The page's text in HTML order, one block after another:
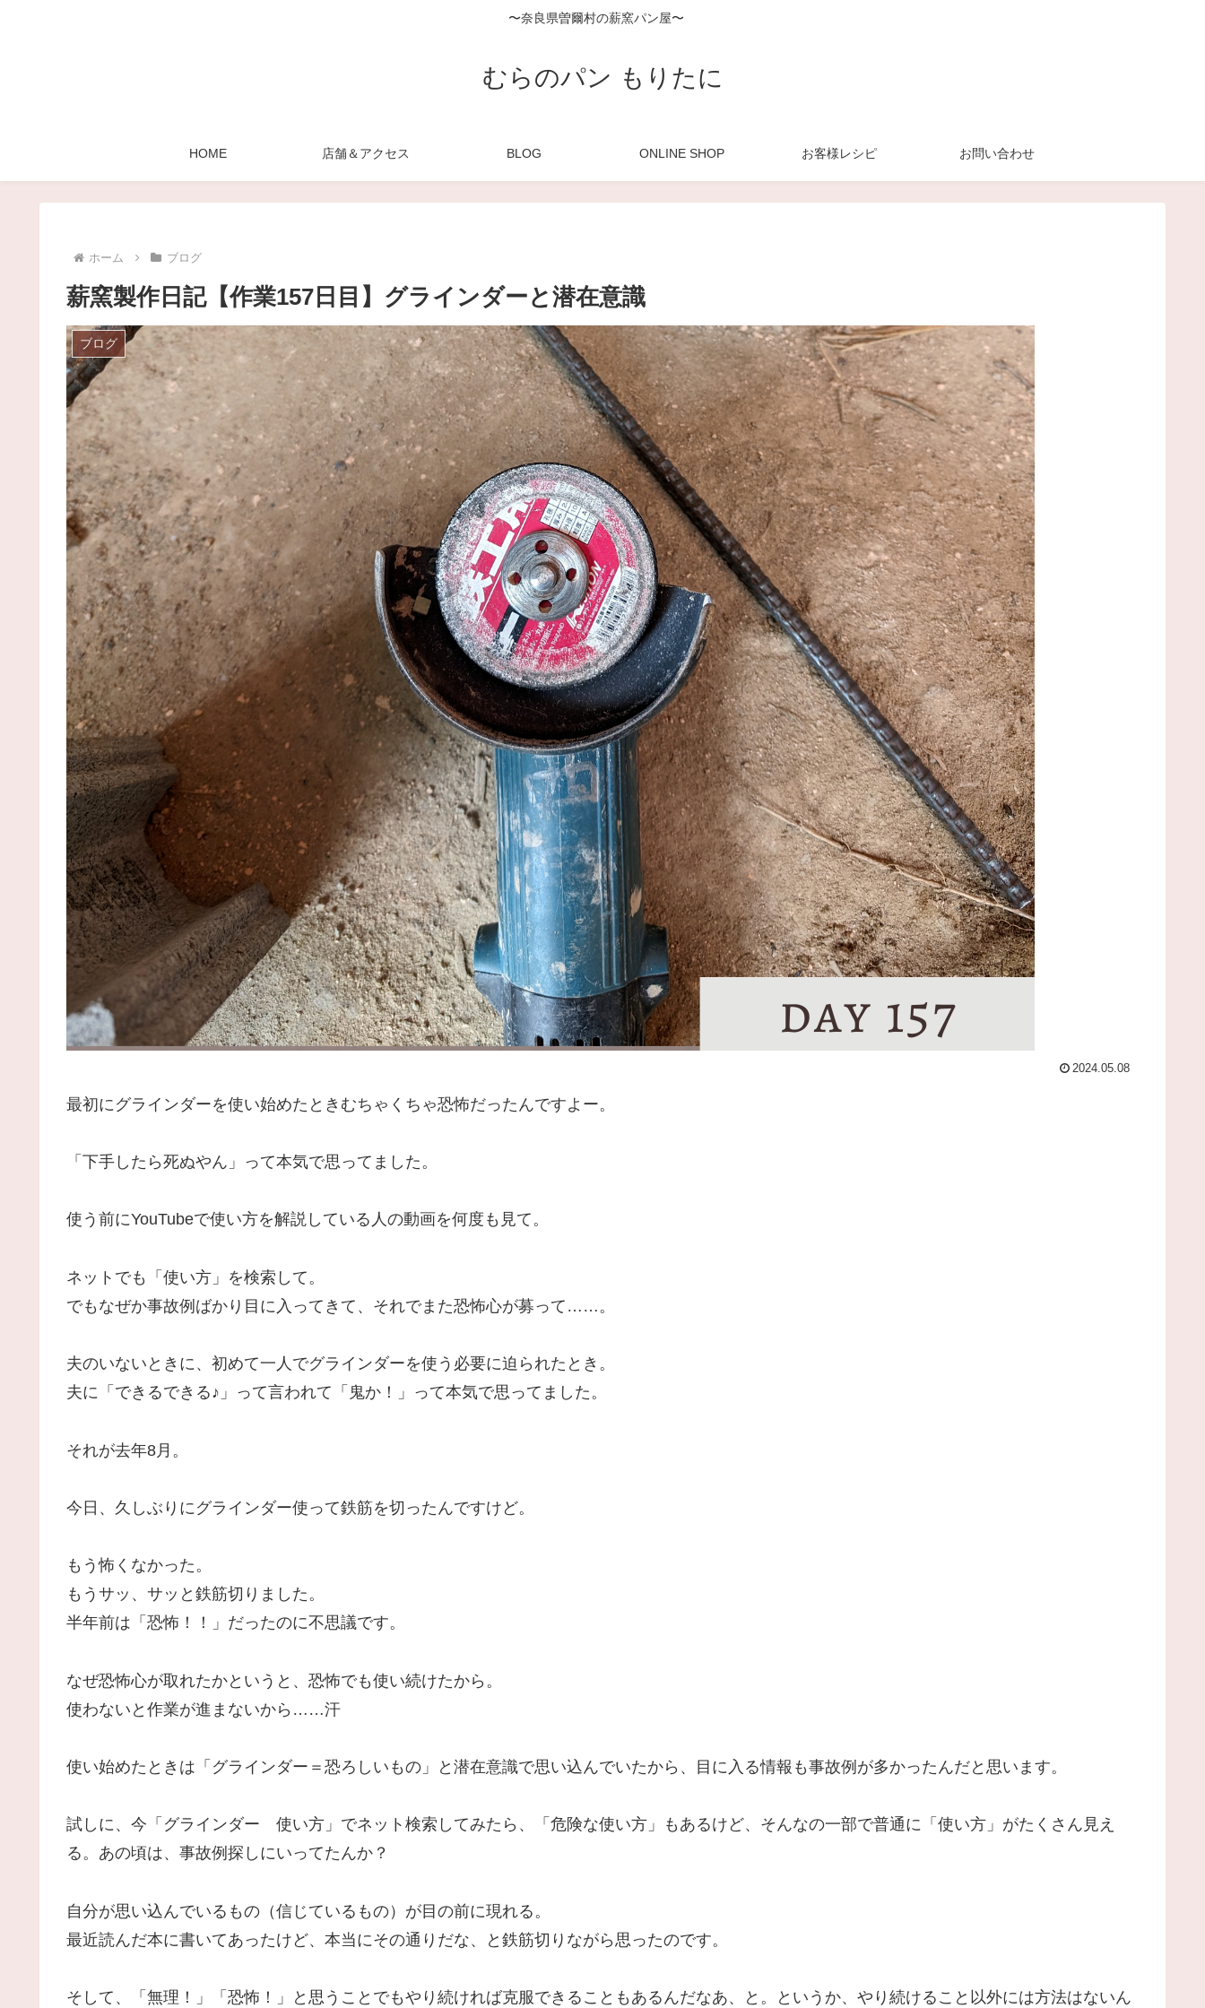
〜奈良県曽爾村の薪窯パン屋〜
むらのパン もりたに
HOME 店舗＆アクセス BLOG ONLINE SHOP お客様レシピ お問い合わせ
ホーム ブログ
薪窯製作日記【作業157日目】グラインダーと潜在意識
ブログ
2024.05.08
最初にグラインダーを使い始めたときむちゃくちゃ恐怖だったんですよー。
「下手したら死ぬやん」って本気で思ってました。
使う前にYouTubeで使い方を解説している人の動画を何度も見て。
ネットでも「使い方」を検索して。
でもなぜか事故例ばかり目に入ってきて、それでまた恐怖心が募って……。
夫のいないときに、初めて一人でグラインダーを使う必要に迫られたとき。
夫に「できるできる♪」って言われて「鬼か！」って本気で思ってました。
それが去年8月。
今日、久しぶりにグラインダー使って鉄筋を切ったんですけど。
もう怖くなかった。
もうサッ、サッと鉄筋切りました。
半年前は「恐怖！！」だったのに不思議です。
なぜ恐怖心が取れたかというと、恐怖でも使い続けたから。
使わないと作業が進まないから……汗
使い始めたときは「グラインダー＝恐ろしいもの」と潜在意識で思い込んでいたから、目に入る情報も事故例が多かったんだと思います。
試しに、今「グラインダー 使い方」でネット検索してみたら、「危険な使い方」もあるけど、そんなの一部で普通に「使い方」がたくさん見え
る。あの頃は、事故例探しにいってたんか？
自分が思い込んでいるもの（信じているもの）が目の前に現れる。
最近読んだ本に書いてあったけど、本当にその通りだな、と鉄筋切りながら思ったのです。
そして、「無理！」「恐怖！」と思うことでもやり続ければ克服できることもあるんだなあ、と。というか、やり続けること以外には方法はないん